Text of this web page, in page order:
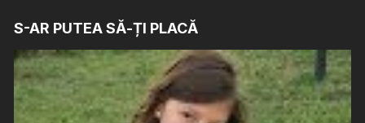
S-AR PUTEA SĂ-ȚI PLACĂ